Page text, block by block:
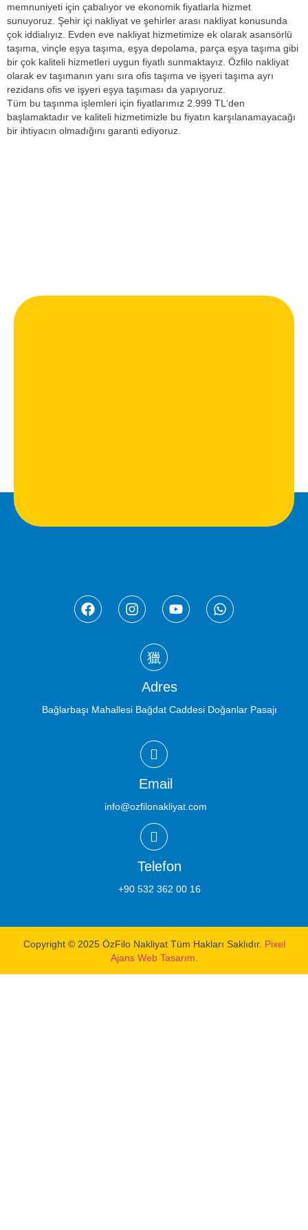
memnuniyeti için çabalıyor ve ekonomik fiyatlarla hizmet
sunuyoruz. Şehir içi nakliyat ve şehirler arası nakliyat konusunda
çok iddialıyız. Evden eve nakliyat hizmetimize ek olarak asansörlü
taşıma, vinçle eşya taşıma, eşya depolama, parça eşya taşıma gibi
bir çok kaliteli hizmetleri uygun fiyatlı sunmaktayız. Özfilo nakliyat
olarak ev taşımanın yanı sıra ofis taşıma ve işyeri taşıma ayrı
rezidans ofis ve işyeri eşya taşıması da yapıyoruz.
Tüm bu taşınma işlemleri için fiyatlarımız 2.999 TL‘den
başlamaktadır ve kaliteli hizmetimizle bu fiyatın karşılanamayacağı
bir ihtiyacın olmadığını garanti ediyoruz.
Adres
Bağlarbaşı Mahallesi Bağdat Caddesi Doğanlar Pasajı
Email
info@ozfilonakliyat.com
Telefon
+90 532 362 00 16
Copyright © 2025 ÖzFilo Nakliyat Tüm Hakları Saklıdır. Pixel
Ajans Web Tasarım.